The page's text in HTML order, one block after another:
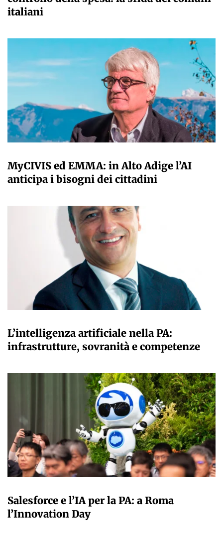
italiani
MyCIVIS ed EMMA: in Alto Adige l’AI
anticipa i bisogni dei cittadini
L’intelligenza artificiale nella PA:
infrastrutture, sovranità e competenze
Salesforce e l’IA per la PA: a Roma
l’Innovation Day